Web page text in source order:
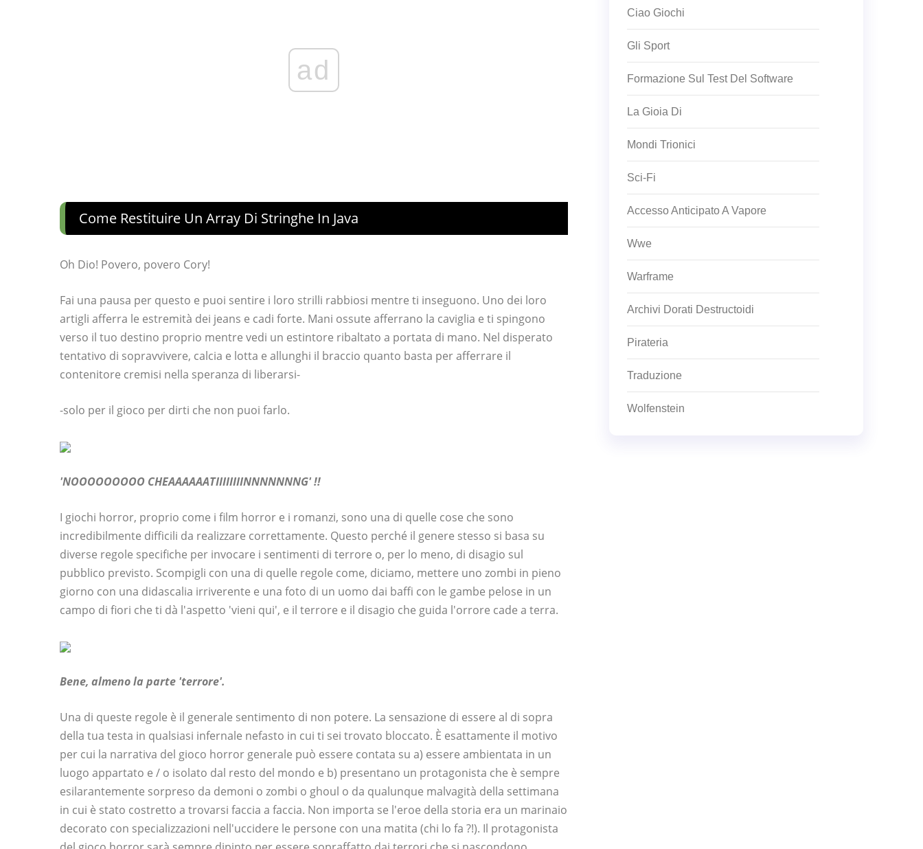
ad
Come Restituire Un Array Di Stringhe In Java
Oh Dio! Povero, povero Cory!
Fai una pausa per questo e puoi sentire i loro strilli rabbiosi mentre ti inseguono. Uno dei loro
artigli afferra le estremità dei jeans e cadi forte. Mani ossute afferrano la caviglia e ti spingono
verso il tuo destino proprio mentre vedi un estintore ribaltato a portata di mano. Nel disperato
tentativo di sopravvivere, calcia e lotta e allunghi il braccio quanto basta per afferrare il
contenitore cremisi nella speranza di liberarsi-
-solo per il gioco per dirti che non puoi farlo.
'NOOOOOOOOO CHEAAAAAATIIIIIIIINNNNNNNG' !!
I giochi horror, proprio come i film horror e i romanzi, sono una di quelle cose che sono
incredibilmente difficili da realizzare correttamente. Questo perché il genere stesso si basa su
diverse regole specifiche per invocare i sentimenti di terrore o, per lo meno, di disagio sul
pubblico previsto. Scompigli con una di quelle regole come, diciamo, mettere uno zombi in pieno
giorno con una didascalia irriverente e una foto di un uomo dai baffi con le gambe pelose in un
campo di fiori che ti dà l'aspetto 'vieni qui', e il terrore e il disagio che guida l'orrore cade a terra.
Bene, almeno la parte 'terrore'.
Una di queste regole è il generale sentimento di non potere. La sensazione di essere al di sopra
della tua testa in qualsiasi infernale nefasto in cui ti sei trovato bloccato. È esattamente il motivo
per cui la narrativa del gioco horror generale può essere contata su a) essere ambientata in un
luogo appartato e / o isolato dal resto del mondo e b) presentano un protagonista che è sempre
esilarantemente sorpreso da demoni o zombi o ghoul o da qualunque malvagità della settimana
in cui è stato costretto a trovarsi faccia a faccia. Non importa se l'eroe della storia era un marinaio
decorato con specializzazioni nell'uccidere le persone con una matita (chi lo fa ?!). Il protagonista
Ciao Giochi
Gli Sport
Formazione Sul Test Del Software
La Gioia Di
Mondi Trionici
Sci-Fi
Accesso Anticipato A Vapore
Wwe
Warframe
Archivi Dorati Destructoidi
Pirateria
Traduzione
Wolfenstein